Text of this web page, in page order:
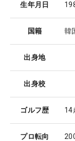
生年月日
国籍 韓
出身地
出身校
ゴルフ歴 14
プロ転向